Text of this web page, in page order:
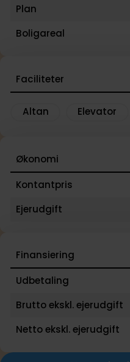
Plan
Boligareal
Faciliteter
Altan Elevator
Økonomi
Kontantpris
Ejerudgift
Finansiering
Udbetaling
Brutto ekskl. ejerudgift
Netto ekskl. ejerudgift